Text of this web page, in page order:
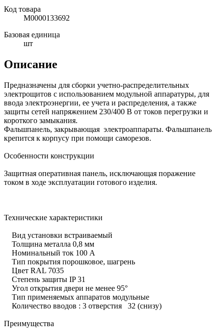
Код товара
М0000133692
Базовая единица
шт
Описание
Предназначены для сборки учетно-распределительных
электрощитов с использованием модульной аппаратуры, для
ввода электроэнергии, ее учета и распределения, а также
защиты сетей напряжением 230/400 В от токов перегрузки и
короткого замыкания.
Фальшпанель, закрывающая электроаппараты. Фальшпанель
крепится к корпусу при помощи саморезов.
Особенности конструкции
Защитная оперативная панель, исключающая поражение
током в ходе эксплуатации готового изделия.
Технические характеристики
Вид установки встраиваемый
Толщина металла 0,8 мм
Номинальный ток 100 А
Тип покрытия порошковое, шагрень
Цвет RAL 7035
Степень защиты IP 31
Угол открытия двери не менее 95°
Тип применяемых аппаратов модульные
Количество вводов : 3 отверстия 32 (снизу)
Преимущества